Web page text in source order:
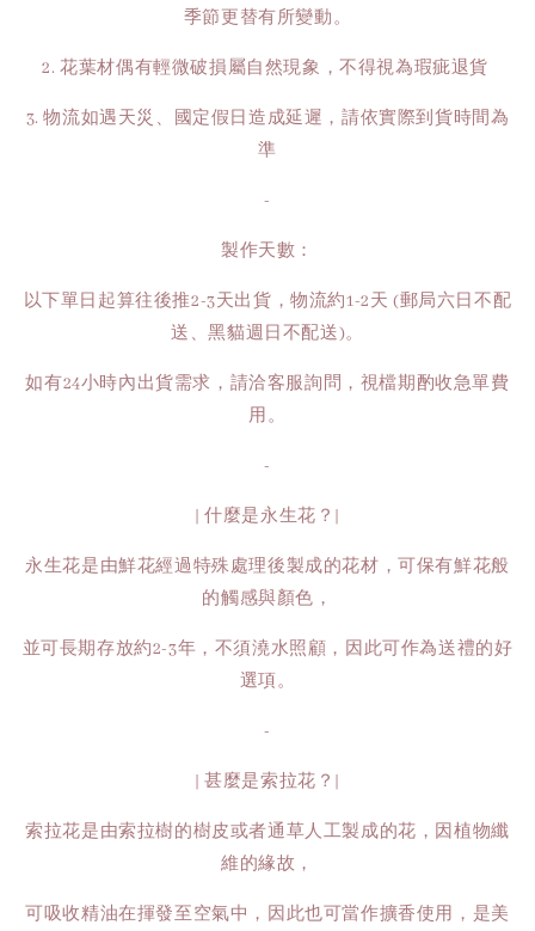
季節更替有所變動。
2. 花葉材偶有輕微破損屬自然現象，不得視為瑕疵退貨
3. 物流如遇天災、國定假日造成延遲，請依實際到貨時間為
準
-
製作天數：
以下單日起算往後推2-3天出貨，物流約1-2天 (郵局六日不配
送、黑貓週日不配送)。
如有24小時內出貨需求，請洽客服詢問，視檔期酌收急單費
用。
-
| 什麼是永生花？|
永生花是由鮮花經過特殊處理後製成的花材，可保有鮮花般
的觸感與顏色，
並可長期存放約2-3年，不須澆水照顧，因此可作為送禮的好
選項。
-
| 甚麼是索拉花？|
索拉花是由索拉樹的樹皮或者通草人工製成的花，因植物纖
維的緣故，
可吸收精油在揮發至空氣中，因此也可當作擴香使用，是美